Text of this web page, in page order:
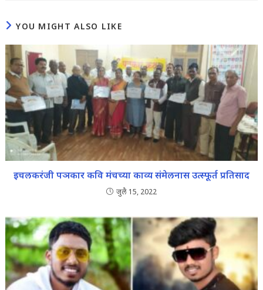
YOU MIGHT ALSO LIKE
इचलकरंजी पञकार कवि मंचच्या काव्य संमेलनास उत्स्फूर्त प्रतिसाद
जुलै 15, 2022